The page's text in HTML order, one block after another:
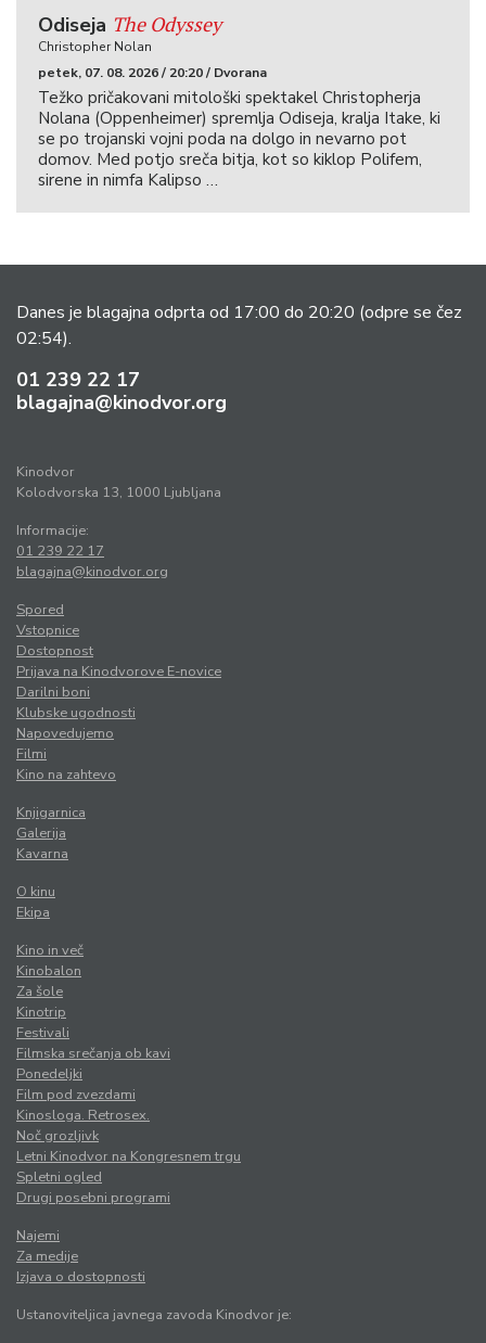
Odiseja The Odyssey
Christopher Nolan
petek, 07. 08. 2026 / 20:20 / Dvorana
Težko pričakovani mitološki spektakel Christopherja
Nolana (Oppenheimer) spremlja Odiseja, kralja Itake, ki
se po trojanski vojni poda na dolgo in nevarno pot
domov. Med potjo sreča bitja, kot so kiklop Polifem,
sirene in nimfa Kalipso …
Danes je blagajna odprta od 17:00 do 20:20 (odpre se čez
02:54).
01 239 22 17
blagajna@kinodvor.org
Kinodvor
Kolodvorska 13, 1000 Ljubljana
Informacije:
01 239 22 17
blagajna@kinodvor.org
Spored
Vstopnice
Dostopnost
Prijava na Kinodvorove E-novice
Darilni boni
Klubske ugodnosti
Napovedujemo
Filmi
Kino na zahtevo
Knjigarnica
Galerija
Kavarna
O kinu
Ekipa
Kino in več
Kinobalon
Za šole
Kinotrip
Festivali
Filmska srečanja ob kavi
Ponedeljki
Film pod zvezdami
Kinosloga. Retrosex.
Noč grozljivk
Letni Kinodvor na Kongresnem trgu
Spletni ogled
Drugi posebni programi
Najemi
Za medije
Izjava o dostopnosti
Ustanoviteljica javnega zavoda Kinodvor je: